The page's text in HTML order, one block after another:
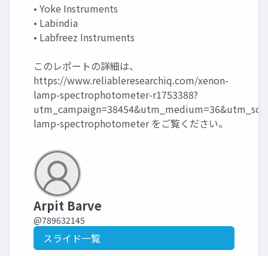
• Yoke Instruments
• Labindia
• Labfreez Instruments
このレポートの詳細は、
https://www.reliableresearchiq.com/xenon-
lamp-spectrophotometer-r1753388?
lamp-spectrophotometerをご覧ください。
Arpit Barve
@789632145
スライド一覧